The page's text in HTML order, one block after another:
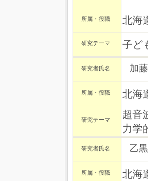
所属・役職 北海
研究テーマ 子ど
研究者氏名 加
所属・役職 北海
研究テーマ
超音
力学
研究者氏名 乙
所属・役職 北海